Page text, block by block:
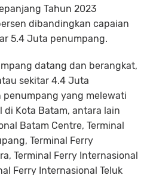
Tahun 2023
dibandingkan capaian
5.4 Juta penumpang.
datang dan berangkat,
sekitar 4.4 Juta
yang melewati
Kota Batam, antara lain
Batam Centre, Terminal
Terminal Ferry
Terminal Ferry Internasional
Ferry Internasional Teluk